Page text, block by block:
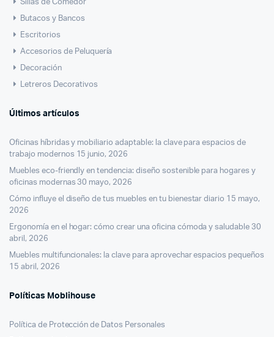
Sillas de Comedor
Butacos y Bancos
Escritorios
Accesorios de Peluquería
Decoración
Letreros Decorativos
Últimos artículos
Oficinas híbridas y mobiliario adaptable: la clave para espacios de
trabajo modernos 15 junio, 2026
Muebles eco-friendly en tendencia: diseño sostenible para hogares y
oficinas modernas 30 mayo, 2026
Cómo influye el diseño de tus muebles en tu bienestar diario 15 mayo,
2026
Ergonomía en el hogar: cómo crear una oficina cómoda y saludable 30
abril, 2026
Muebles multifuncionales: la clave para aprovechar espacios pequeños
15 abril, 2026
Políticas Moblihouse
Política de Protección de Datos Personales